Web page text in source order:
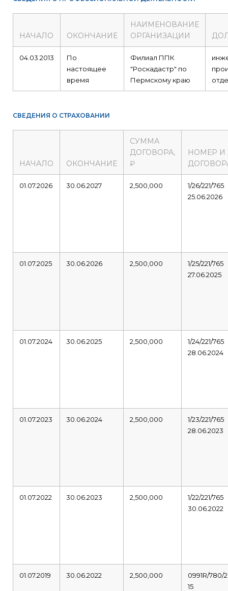
НАЧАЛО ОКОНЧАНИЕ
НАИМЕНОВАНИЕ
ОРГАНИЗАЦИИ
04.03.2013
По
настоящее
время
Филиал ППК
"Роскадастр" по
Пермскому краю
СВЕДЕНИЯ О СТРАХОВАНИИ
НАЧАЛО ОКОНЧАНИЕ
СУММА
ДОГОВОРА,
₽
НОМЕР И
01.07.2026 30.06.2027 2,500,000
1/26/221/765
25.06.2026
01.07.2025 30.06.2026 2,500,000
1/25/221/765
27.06.2025
01.07.2024 30.06.2025 2,500,000
1/24/221/765
28.06.2024
01.07.2023 30.06.2024 2,500,000
1/23/221/765
28.06.2023
01.07.2022 30.06.2023 2,500,000
1/22/221/765
30.06.2022
01.07.2019 30.06.2022 2,500,000
0991R/780/
15